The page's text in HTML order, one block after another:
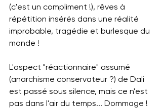
(c'est un compliment !), rêves à
répétition insérés dans une réalité
improbable, tragédie et burlesque du
monde !
L'aspect "réactionnaire" assumé
(anarchisme conservateur ?) de Dali
est passé sous silence, mais ce n'est
pas dans l'air du temps... Dommage !